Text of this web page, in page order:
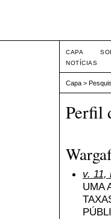
CAPA
NOTÍCIAS
Capa >
Perfil
v. 11,
UMA